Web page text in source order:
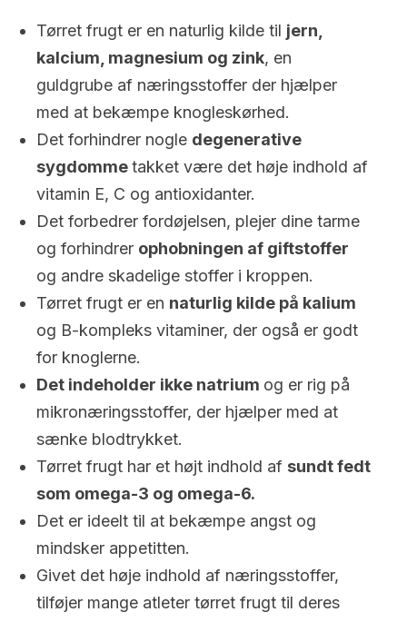
Tørret frugt er en naturlig kilde til jern,
kalcium, magnesium og zink, en
guldgrube af næringsstoffer der hjælper
med at bekæmpe knogleskørhed.
Det forhindrer nogle degenerative
sygdommetakket være det høje indhold af
vitamin E, C og antioxidanter.
Det forbedrer fordøjelsen, plejer dine tarme
og forhindrer ophobningen af giftstoffer
og andre skadelige stoffer i kroppen.
Tørret frugt er en naturlig kilde på kalium
og B-kompleks vitaminer, der også er godt
for knoglerne.
Det indeholder ikke natrium og er rig på
mikronæringsstoffer, der hjælper med at
sænke blodtrykket.
Tørret frugt har et højt indhold af sundt fedt
som omega-3 og omega-6.
Det er ideelt til at bekæmpe angst og
mindsker appetitten.
Givet det høje indhold af næringsstoffer,
tilføjer mange atleter tørret frugt til deres